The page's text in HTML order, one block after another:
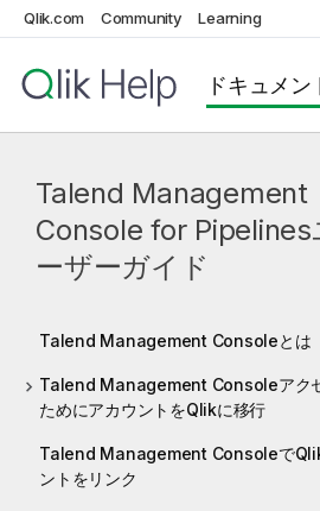
Qlik.com Community Learning
ドキュメン
Talend Management
Console for Pipelines
ーザーガイド
Talend Management Consoleとは
Talend Management Consoleアク
ためにアカウントをQlikに移行
Talend Management Consoleで
ントをリンク